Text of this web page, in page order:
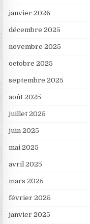
janvier 2026
décembre 2025
novembre 2025
octobre 2025
septembre 2025
août 2025
juillet 2025
juin 2025
mai 2025
avril 2025
mars 2025
février 2025
janvier 2025